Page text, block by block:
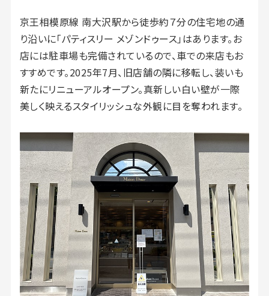
京王相模原線 南大沢駅から徒歩約７分の住宅地の通
り沿いに「パティスリー メゾンドゥース」はあります。お
店には駐車場も完備されているので、車での来店もお
すすめです。2025年7月、旧店舗の隣に移転し、装いも
新たにリニューアルオープン。真新しい白い壁が一際
美しく映えるスタイリッシュな外観に目を奪われます。